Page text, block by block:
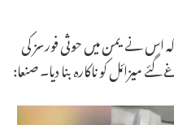
اس نے یمن میں حوثی فورسز کی
کو ناکارہ بنا دیا۔ صنعا: